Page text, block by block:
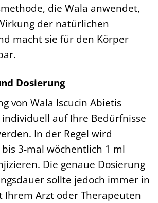
die Wala anwendet,
der natürlichen
macht sie für den Körper
Dosierung
von Wala Iscucin Abietis
individuell auf Ihre Bedürfnisse
In der Regel wird
3-mal wöchentlich 1 ml
Die genaue Dosierung
sollte jedoch immer in
Ihrem Arzt oder Therapeuten